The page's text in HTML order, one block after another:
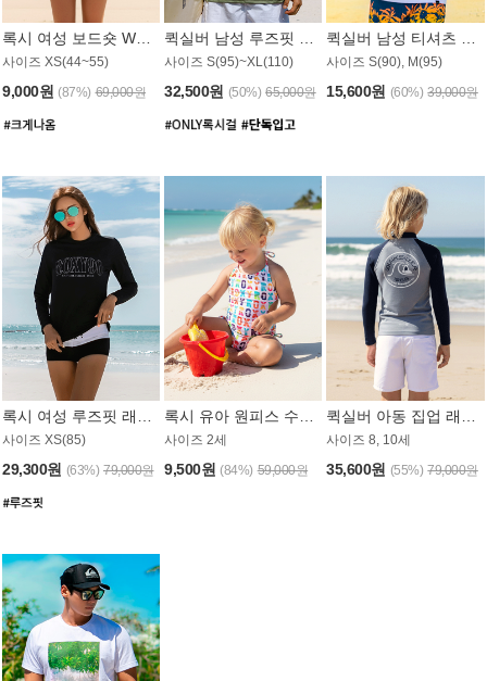
사이즈 XS(44~55)
9,000원 (87%) 69,000원
사이즈 S(95)~XL(110)
32,500원 (50%) 65,000원
사이즈 S(90), M(95)
15,600원 (60%) 39,000원
사이즈 XS(85)
29,300원 (63%) 79,000원
사이즈 2세
9,500원 (84%) 59,000원
사이즈 8, 10세
35,600원 (55%) 79,000원